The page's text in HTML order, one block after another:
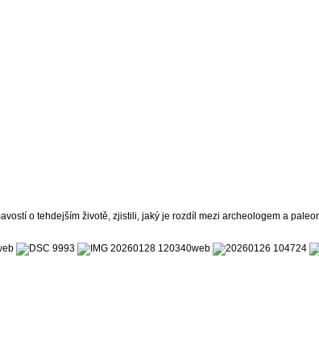
o tehdejším životě, zjistili, jaký je rozdíl mezi archeologem a